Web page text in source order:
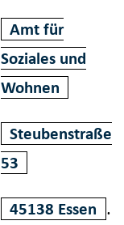
Amt für
Soziales und
Wohnen
Steubenstraße
53
45138 Essen .